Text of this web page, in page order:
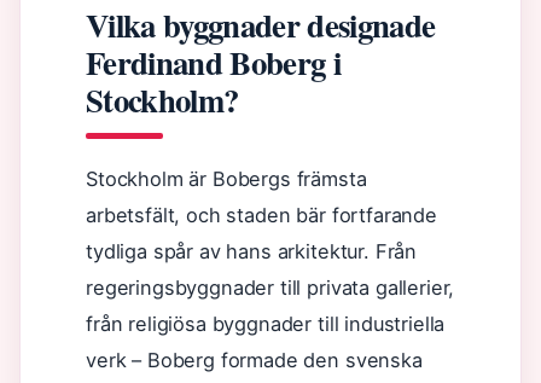
Vilka byggnader designade
Ferdinand Boberg i
Stockholm?
Stockholm är Bobergs främsta
arbetsfält, och staden bär fortfarande
tydliga spår av hans arkitektur. Från
regeringsbyggnader till privata gallerier,
från religiösa byggnader till industriella
verk – Boberg formade den svenska